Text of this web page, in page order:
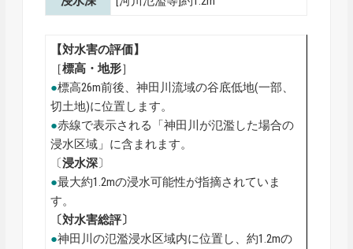
【対水害の評価】
［標高・地形］
●標高26m前後、神田川流域の谷底低地(一部、
切土地)に位置します。
●赤線で表示される「神田川が氾濫した場合の
浸水区域」に含まれます。
〔浸水深〕
●最大約1.2mの浸水可能性が指摘されていま
す。
〔対水害総評〕
●神田川の氾濫浸水区域内に位置し、約1.2mの